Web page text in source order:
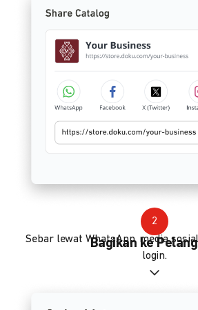
2
Bagikan ke
Sebar lewat WhatsApp, media
login.